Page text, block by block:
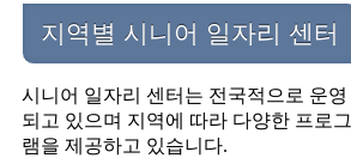
지역별 시니어 일자리 센터
시니어 일자리 센터는 전국적으로 운영
되고 있으며 지역에 따라 다양한 프로그
램을 제공하고 있습니다.